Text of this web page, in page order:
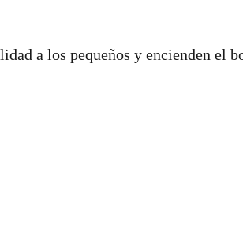
a los pequeños y encienden el